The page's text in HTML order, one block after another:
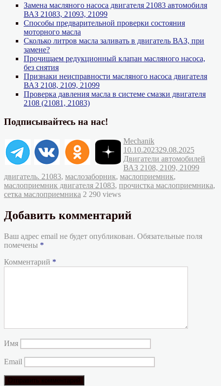
Замена масляного насоса двигателя 21083 автомобиля
ВАЗ 21083, 21093, 21099
Способы предварительной проверки состояния
моторного масла
Сколько литров масла заливать в двигатель ВАЗ, при
замене?
Прочищаем редукционный клапан масляного насоса,
без снятия
Признаки неисправности масляного насоса двигателя
ВАЗ 2108, 2109, 21099
Проверка давления масла в системе смазки двигателя
2108 (21081, 21083)
Подписывайтесь на нас!
Автор
MechanikОпубликовано
10.10.202329.08.2025
Двигатели автомобилей
ВАЗ 2108, 2109, 21099Метки
двигатель. 21083, маслозаборник, маслоприемник,
маслоприемник двигателя 21083, прочистка маслоприемника,
сетка маслоприемника 2 290 views
Добавить комментарий
Ваш адрес email не будет опубликован. Обязательные поля
помечены *
Комментарий *
Имя
Email